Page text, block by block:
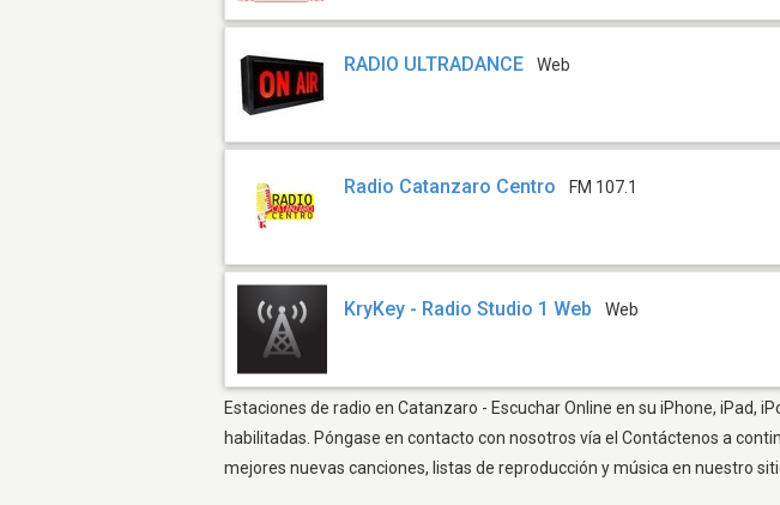
RADIO ULTRADANCE Web
Radio Catanzaro Centro FM 107.1
KryKey - Radio Studio 1 Web Web
Estaciones de radio en Catanzaro - Escuchar Online en su iPhone, iPad,
habilitadas. Póngase en contacto con nosotros vía el Contáctenos a
mejores nuevas canciones, listas de reproducción y música en nuestro